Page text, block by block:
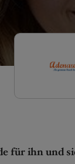
für ihn und